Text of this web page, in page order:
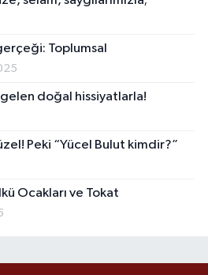
Toplumsal
doğal hissiyatlarla!
Peki “Yücel Bulut kimdir?”
Ocakları ve Tokat